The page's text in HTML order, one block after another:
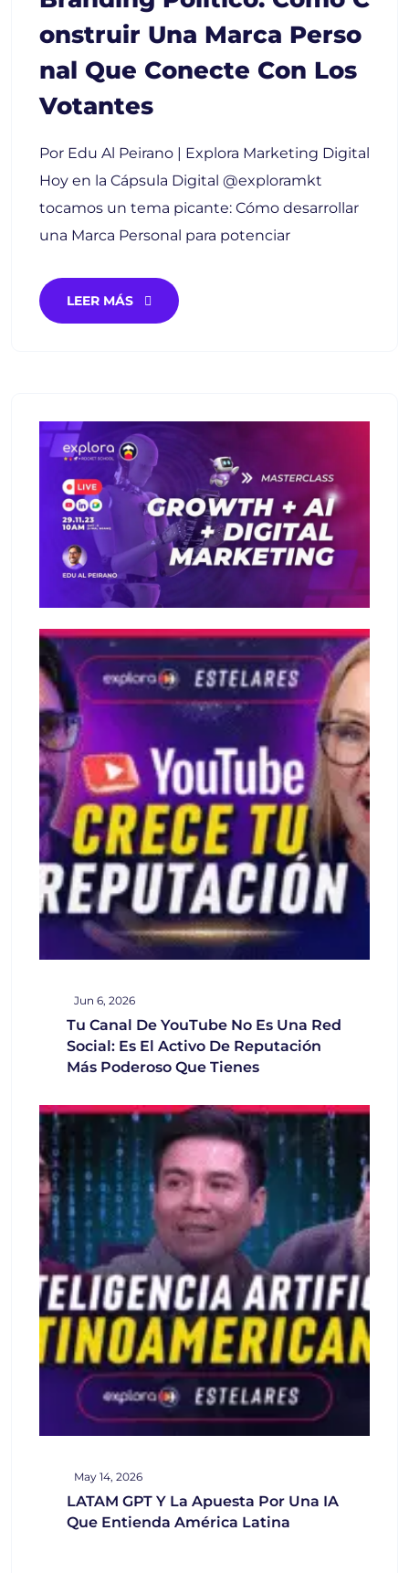
Onstruir Una Marca Perso
Nal Que Conecte Con Los
Votantes
Por Edu Al Peirano | Explora Marketing Digital
Hoy en la Cápsula Digital @exploramkt
tocamos un tema picante: Cómo desarrollar
una Marca Personal para potenciar
LEER MÁS
Jun 6, 2026
Tu Canal De YouTube No Es Una Red
Social: Es El Activo De Reputación
Más Poderoso Que Tienes
May 14, 2026
LATAM GPT Y La Apuesta Por Una IA
Que Entienda América Latina